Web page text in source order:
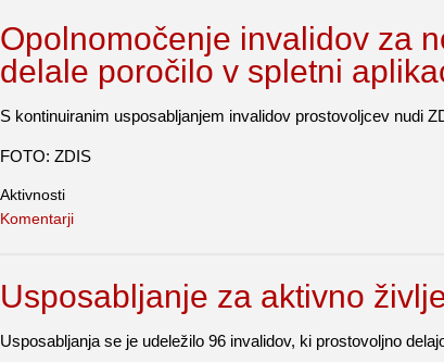
Opolnomočenje invalidov za
delale poročilo v spletni
S kontinuiranim usposabljanjem invalidov prostovoljcev nudi
FOTO: ZDIS
Aktivnosti
Komentarji
Usposabljanje za aktivno
Usposabljanja se je udeležilo 96 invalidov, ki prostovoljno